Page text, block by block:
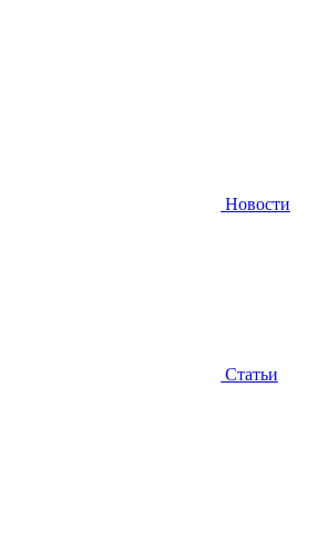
Новости
Статьи